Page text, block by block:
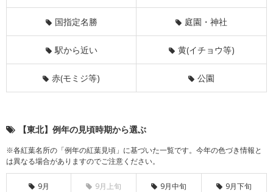
国指定名勝 庭園・神社
駅から近い 黄(イチョウ等)
赤(モミジ等) 公園
【東北】例年の見頃時期から選ぶ
※各紅葉名所の「例年の紅葉見頃」に基づいた一覧です。今年の色づき情報と
は異なる場合がありますのでご注意ください。
9月 9月上旬 9月中旬 9月下旬